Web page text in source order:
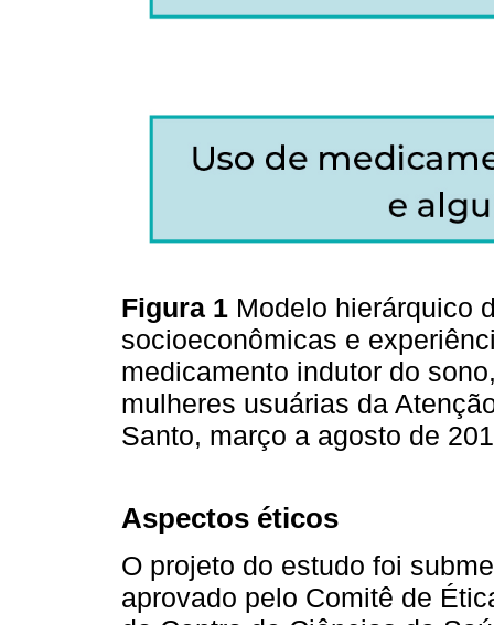
Figura 1 Modelo hierárquico
socioeconômicas e
medicamento indutor do
mulheres usuárias da
Santo, março a agosto de
Aspectos éticos
O projeto do estudo foi
aprovado pelo Comitê de